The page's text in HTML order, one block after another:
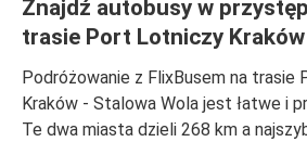
Znajdź autobusy w
trasie Port Lotniczy
Podróżowanie z FlixBusem na trasie
Kraków - Stalowa Wola jest łatwe i
Te dwa miasta dzieli 268 km a